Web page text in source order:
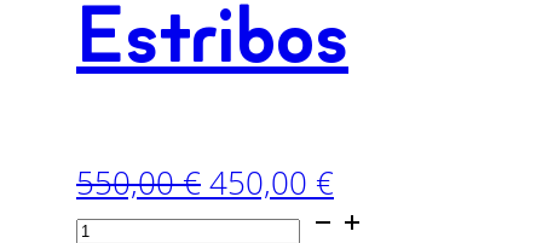
Estribos
550,00€ El
precio
450,00 €
precio
Curso